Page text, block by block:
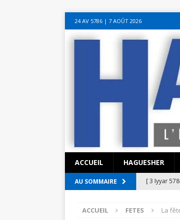
seks hattı numara istanbul escort
canlı sohbet hatları sohbet numaraları ucuz
24 AV 5786‎ | 7 AOÛT 2026
ACCUEIL HAGUESHER
AU SOMMAIRE [ 3 Iyyar
EN
ACCUEIL FETES La